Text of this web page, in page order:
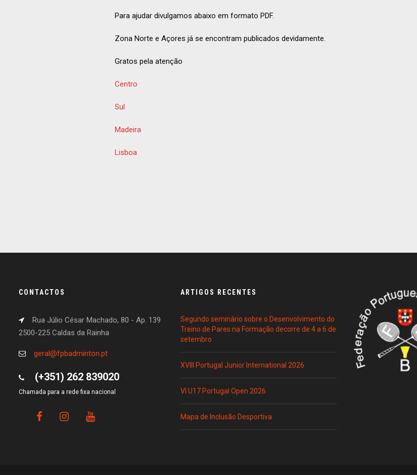
Para ajudar divulgamos abaixo em formato PDF.
Zona Norte e Açores já se encontram publicados devidamente.
Gratos pela atenção
Centro
Sul
Madeira
Lisboa
CONTACTOS
Rua Júlio César Machado, 80 - Ap. 139
2500-225 Caldas da Rainha
geral@fpbadminton.pt
(+351) 262 839020
Chamada para a rede fixa nacional
ARTIGOS RECENTES
Segundo seminário sobre o Desenvolvimento do
Treino de Pares na Formação decorre de 4 a 6 de
setembro
XVIII Portugal Junior International 2026
VI U17 Portugal Open 2026
Mapa de Inclusão Desportiva